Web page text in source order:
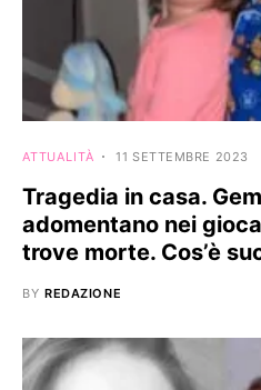
ATTUALITÀ 11 SETTEMBRE 2023
Tragedia in casa.
adomentano nei
trove morte. Cos’è
BY REDAZIONE